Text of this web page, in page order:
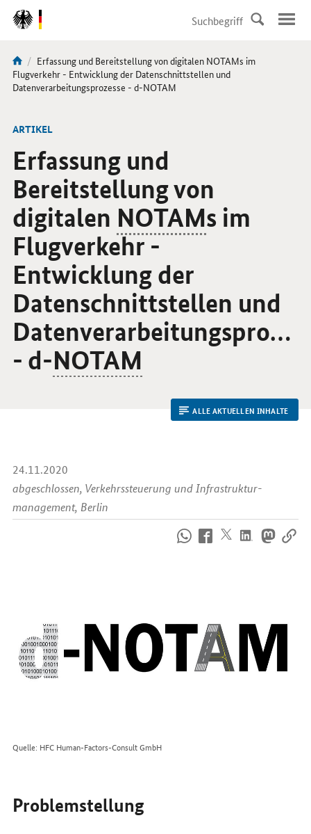
DirektZu:
Navigation
Sie
sind
Aktuelle
Seite:
Erfassung und Bereitstellung von digitalen NOTAMs im
Flugverkehr - Entwicklung der Datenschnittstellen und
Datenverarbeitungsprozesse - d-NOTAM
ARTIKEL
Erfassung und
Bereitstellung von
digitalen NOTAMs im
Flugverkehr -
Entwicklung der
Datenschnittstellen und
- d-NOTAM
ALLE AKTUELLEN INHALTE
24.11.2020
abgeschlossen, Verkehrs­steuerung und Infrastruktur­
management, Berlin
Quelle: HFC Human-Factors-Consult GmbH
Problemstellung